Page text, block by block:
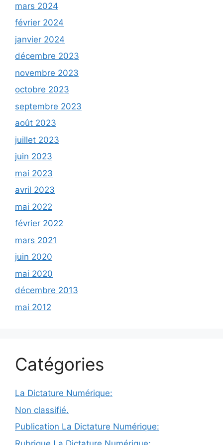
mars 2024
février 2024
janvier 2024
décembre 2023
novembre 2023
octobre 2023
septembre 2023
août 2023
juillet 2023
juin 2023
mai 2023
avril 2023
mai 2022
février 2022
mars 2021
juin 2020
mai 2020
décembre 2013
mai 2012
Catégories
La Dictature Numérique:
Non classifié.
Publication La Dictature Numérique: